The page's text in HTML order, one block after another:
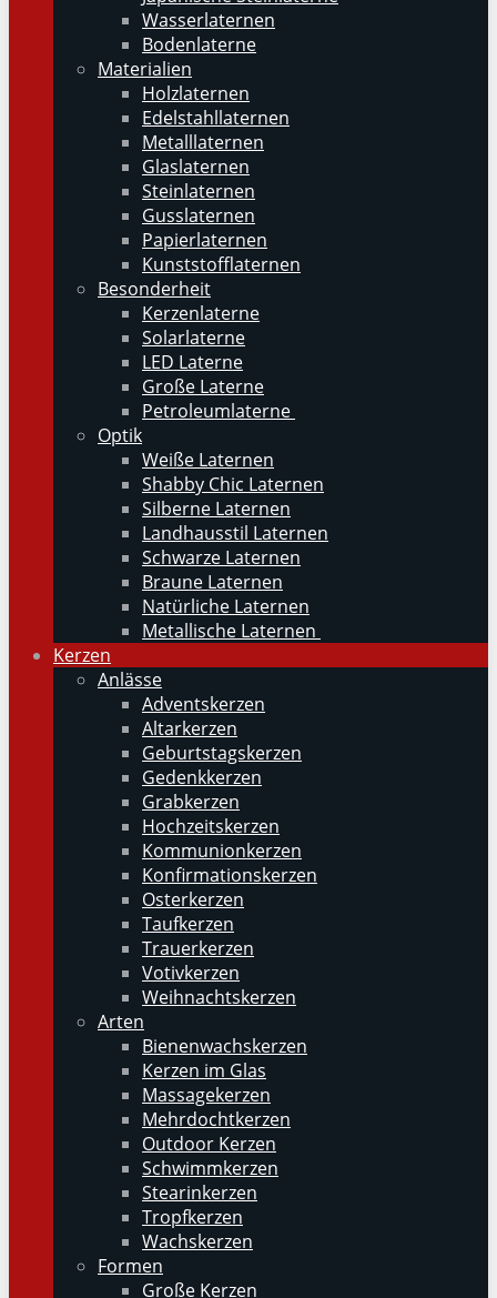
Wasserlaternen
Bodenlaterne
Materialien
Holzlaternen
Edelstahllaternen
Metalllaternen
Glaslaternen
Steinlaternen
Gusslaternen
Papierlaternen
Kunststofflaternen
Besonderheit
Kerzenlaterne
Solarlaterne
LED Laterne
Große Laterne
Petroleumlaterne
Optik
Weiße Laternen
Shabby Chic Laternen
Silberne Laternen
Landhausstil Laternen
Schwarze Laternen
Braune Laternen
Natürliche Laternen
Metallische Laternen
Kerzen
Anlässe
Adventskerzen
Altarkerzen
Geburtstagskerzen
Gedenkkerzen
Grabkerzen
Hochzeitskerzen
Kommunionkerzen
Konfirmationskerzen
Osterkerzen
Taufkerzen
Trauerkerzen
Votivkerzen
Weihnachtskerzen
Arten
Bienenwachskerzen
Kerzen im Glas
Massagekerzen
Mehrdochtkerzen
Outdoor Kerzen
Schwimmkerzen
Stearinkerzen
Tropfkerzen
Wachskerzen
Formen
Große Kerzen